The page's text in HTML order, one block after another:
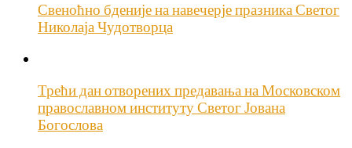
Свеноћно бденије на навечерје празника Светог
Николаја Чудотворца
Трећи дан отворених предавања на Московском
православном институту Светог Јована
Богослова